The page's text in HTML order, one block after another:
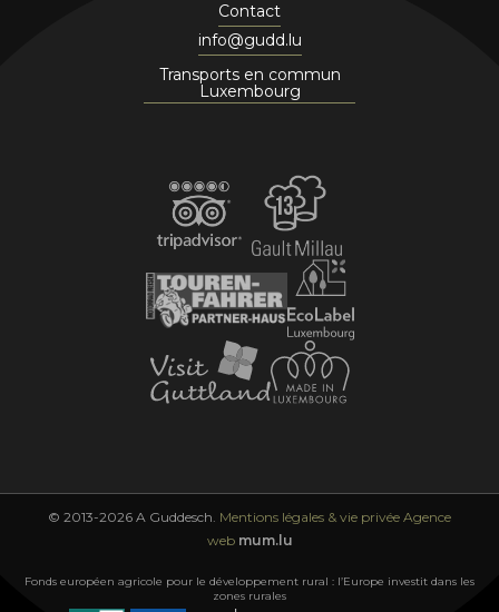
Contact
info@gudd.lu
Transports en commun
Luxembourg
Fonds européen agricole pour le développement rural : l’Europe investit dans les
zones rurales
© 2013-2026 A Guddesch. Mentions légales & vie privée Agence
web mum.lu